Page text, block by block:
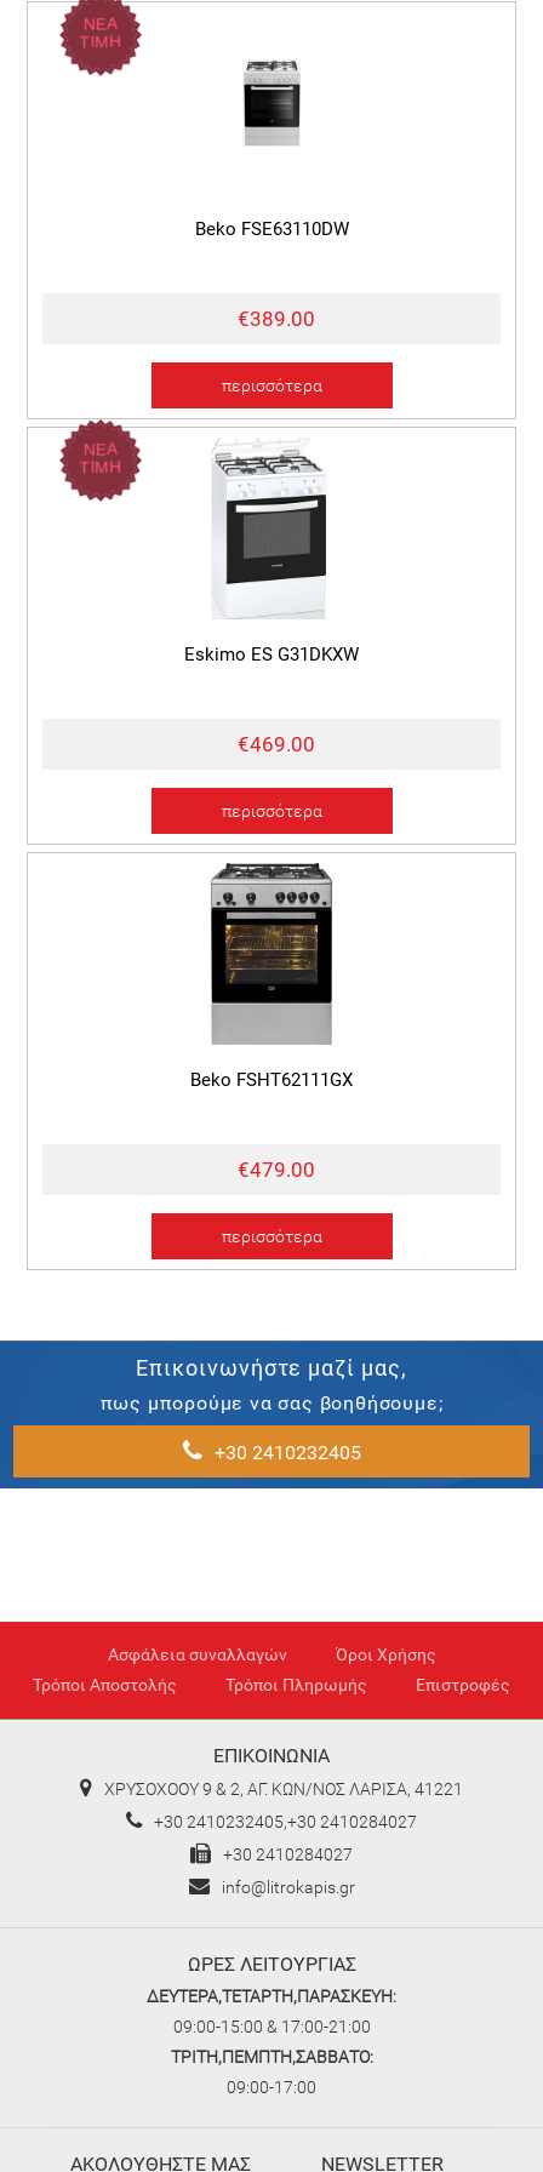
ΝΕΑ
ΤΙΜΗ
Beko FSE63110DW
€389.00
περισσότερα
ΝΕΑ
ΤΙΜΗ
Eskimo ES G31DKXW
€469.00
περισσότερα
Beko FSHT62111GX
€479.00
περισσότερα
Επικοινωνήστε μαζί μας,
πως μπορούμε να σας βοηθήσουμε;
+30 2410232405
Ασφάλεια συναλλαγών
Όροι Χρήσης
Τρόποι Αποστολής
Τρόποι Πληρωμής Επιστροφές
ΕΠΙΚΟΙΝΩΝΙΑ
ΧΡΥΣΟΧΟΟΥ 9 & 2, ΑΓ. ΚΩΝ/ΝΟΣ ΛΑΡΙΣΑ, 41221
+30 2410232405,+30 2410284027
+30 2410284027
info@litrokapis.gr
ΩΡΕΣ ΛΕΙΤΟΥΡΓΙΑΣ
ΔΕΥΤΕΡΑ,ΤΕΤΑΡΤΗ,ΠΑΡΑΣΚΕΥΗ:
09:00-15:00 & 17:00-21:00
ΤΡΙΤΗ,ΠΕΜΠΤΗ,ΣΑΒΒΑΤΟ:
09:00-17:00
ΑΚΟΛΟΥΘΗΣΤΕ ΜΑΣ NEWSLETTER